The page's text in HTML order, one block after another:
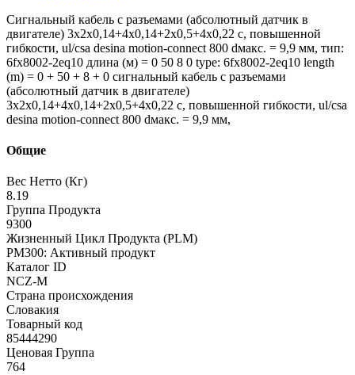
Сигнальный кабель с разъемами (абсолютный датчик в
двигателе) 3x2x0,14+4x0,14+2x0,5+4x0,22 c, повышенной
гибкости, ul/csa desina motion-connect 800 dмакс. = 9,9 мм, тип:
6fx8002-2eq10 длина (м) = 0 50 8 0 type: 6fx8002-2eq10 length
(m) = 0 + 50 + 8 + 0 сигнальный кабель с разъемами
(абсолютный датчик в двигателе)
3x2x0,14+4x0,14+2x0,5+4x0,22 c, повышенной гибкости, ul/csa
desina motion-connect 800 dмакс. = 9,9 мм,
Общие
Вес Нетто (Кг)
8.19
Группа Продукта
9300
Жизненный Цикл Продукта (PLM)
PM300: Активный продукт
Каталог ID
NCZ-M
Страна происхождения
Словакия
Товарный код
85444290
Ценовая Группа
764